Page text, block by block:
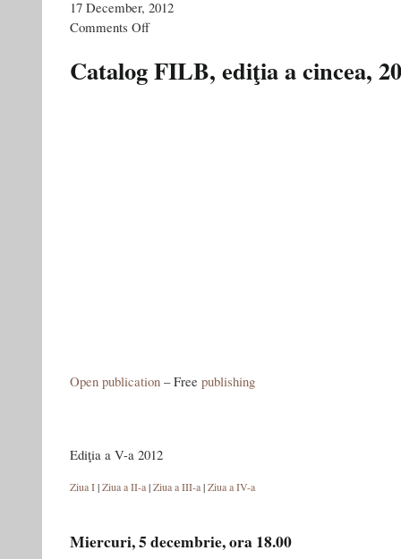
17 December, 2012
Comments Offon
pictura
Catalog FILB, ediţia a cincea,
Open publication – Free publishing
Ediţia a V-a 2012
Ziua I|Ziua a II-a|Ziua a III-a|Ziua a IV-a
Miercuri, 5 decembrie, ora 18.00